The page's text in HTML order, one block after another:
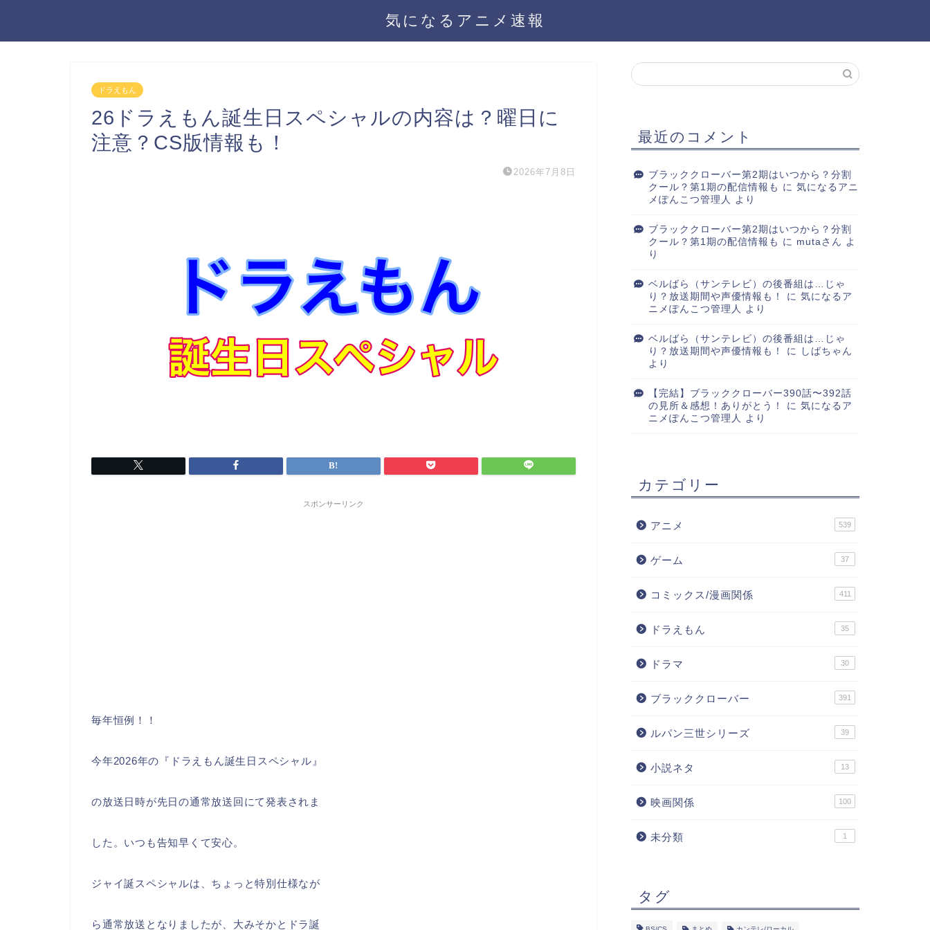
気になるアニメ速報
ドラえもん
26ドラえもん誕生日スペシャルの内容は？曜日に
注意？CS版情報も！
2026年7月8日
スポンサーリンク
毎年恒例！！
今年2026年の『ドラえもん誕生日スペシャル』
の放送日時が先日の通常放送回にて発表されま
した。いつも告知早くて安心。
ジャイ誕スペシャルは、ちょっと特別仕様なが
ら通常放送となりましたが、大みそかとドラ誕
最近のコメント
ブラッククローバー第2期はいつから？分割
クール？第1期の配信情報も に 気になるアニ
メぽんこつ管理人 より
ブラッククローバー第2期はいつから？分割
クール？第1期の配信情報も に mutaさん よ
り
ベルばら（サンテレビ）の後番組は…じゃ
り？放送期間や声優情報も！
に 気になるア
ニメぽんこつ管理人 より
ベルばら（サンテレビ）の後番組は…じゃ
り？放送期間や声優情報も！
に
しばちゃん
より
【完結】ブラッククローバー390話〜392話
の見所＆感想！ありがとう！
に 気になるア
ニメぽんこつ管理人 より
カテゴリー
アニメ 539
ゲーム 37
コミックス/漫画関係 411
ドラえもん 35
ドラマ 30
ブラッククローバー 391
ルパン三世シリーズ 39
小説ネタ 13
映画関係 100
未分類 1
タグ